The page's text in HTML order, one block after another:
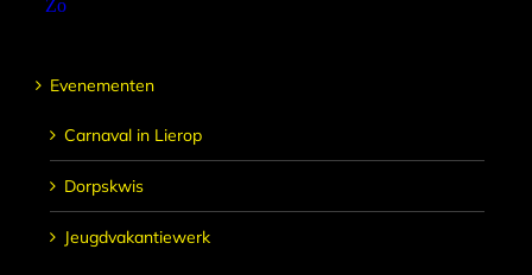
Evenementen
Carnaval in Lierop
Dorpskwis
Jeugdvakantiewerk